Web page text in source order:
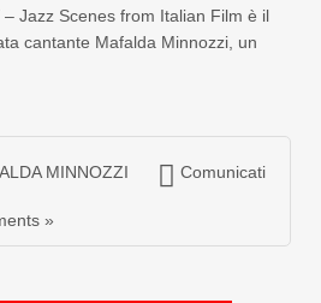
– Jazz Scenes from Italian Film è il
cantante Mafalda Minnozzi, un
MINNOZZI Comunicati
»